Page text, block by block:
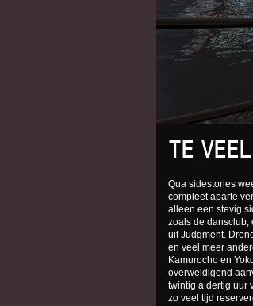
TE
Qua sidestories
compleet aparte
alleen een stevig
zoals de dansclub,
uit Judgment.
en veel meer
Kamurocho en
overweldigend
twintig à dertig uur
zo veel tijd